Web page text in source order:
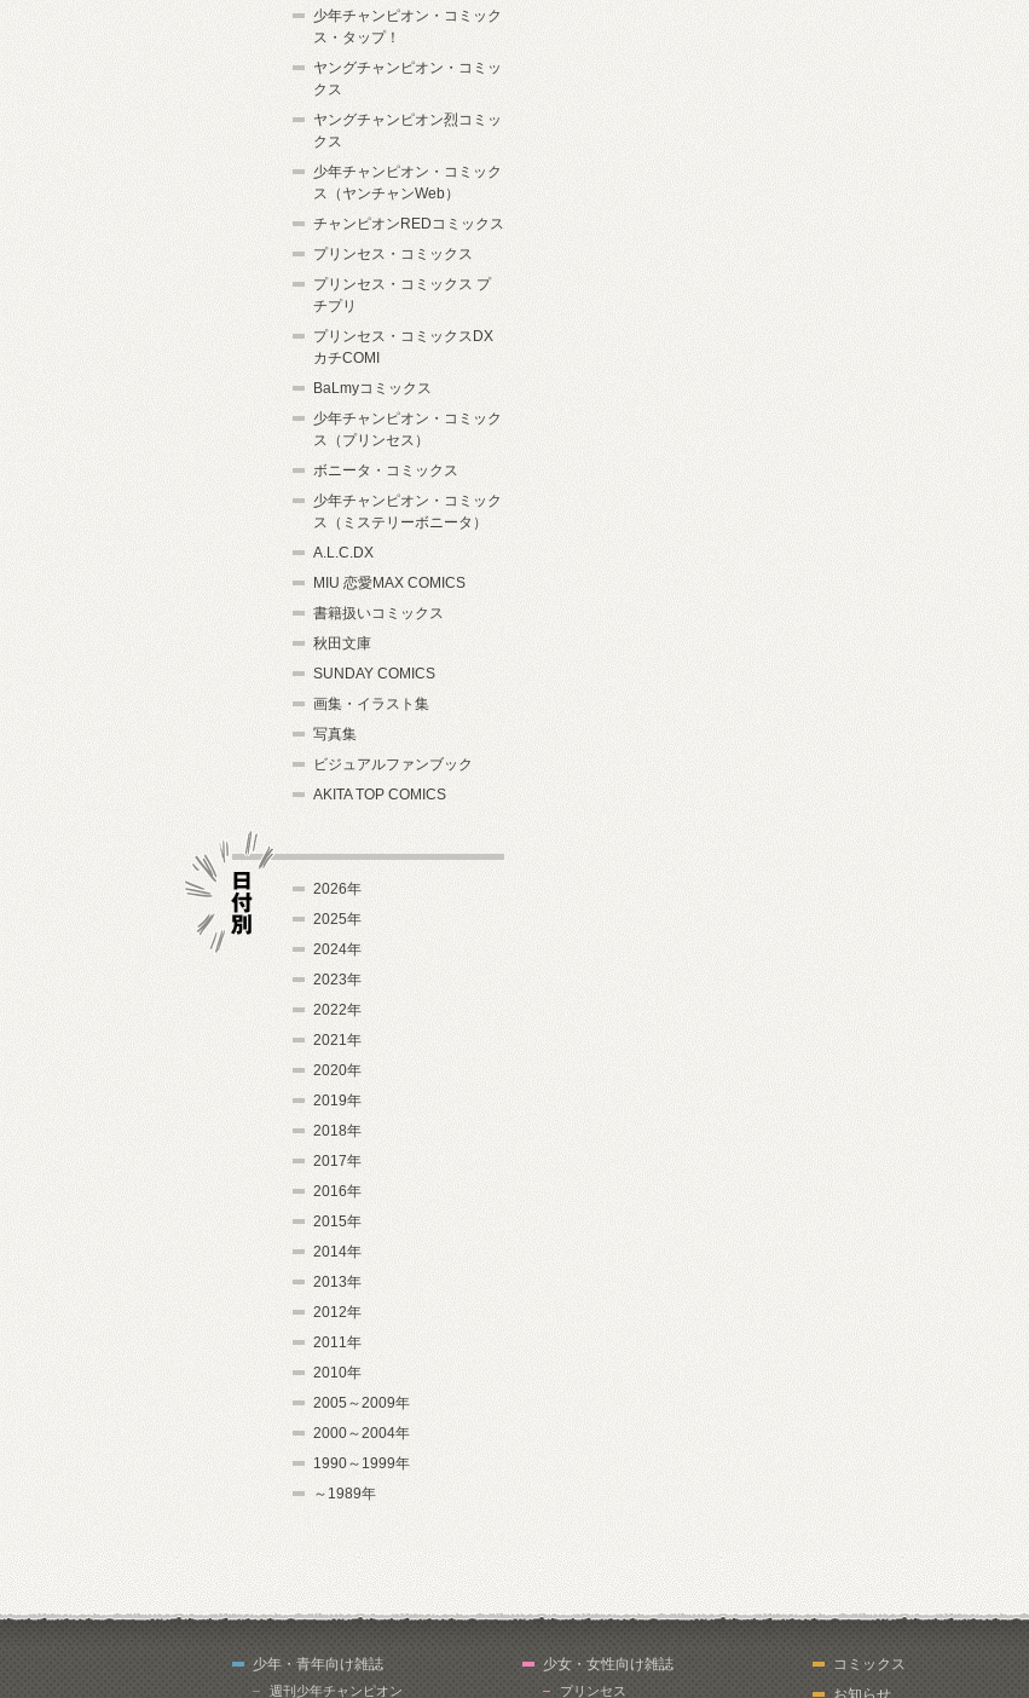
少年チャンピオン・コミック
ス・タップ！
ヤングチャンピオン・コミッ
クス
ヤングチャンピオン烈コミッ
クス
少年チャンピオン・コミック
ス（ヤンチャンWeb）
チャンピオンREDコミックス
プリンセス・コミックス
プリンセス・コミックス プ
チプリ
プリンセス・コミックスDX
カチCOMI
BaLmyコミックス
少年チャンピオン・コミック
ス（プリンセス）
ボニータ・コミックス
少年チャンピオン・コミック
ス（ミステリーボニータ）
A.L.C.DX
MIU 恋愛MAX COMICS
書籍扱いコミックス
秋田文庫
SUNDAY COMICS
画集・イラスト集
写真集
ビジュアルファンブック
AKITA TOP COMICS
2026年
2025年
2024年
2023年
2022年
2021年
2020年
2019年
2018年
2017年
2016年
2015年
2014年
2013年
2012年
2011年
2010年
2005～2009年
2000～2004年
1990～1999年
～1989年
少年・青年向け雑誌
週刊少年チャンピオン
少女・女性向け雑誌
プリンセス
コミックス
お知らせ